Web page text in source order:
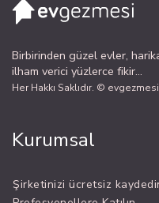
Birbirinden güzel evler,
ilham verici yüzlerce fikir...
Her Hakkı Saklıdır. ©
Kurumsal
Şirketinizi ücretsiz